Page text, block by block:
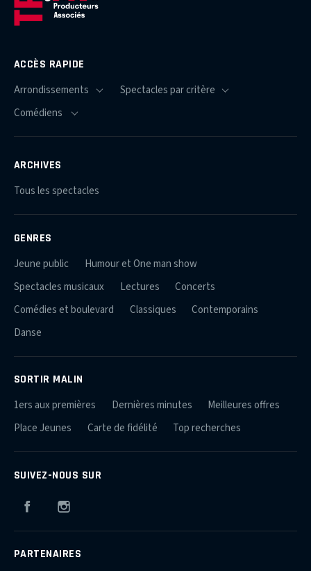
ACCÈS RAPIDE
ARCHIVES
Tous les spectacles
GENRES
Jeune public
Humour et One man show
Spectacles musicaux
Lectures
Concerts
Comédies et boulevard
Classiques
Contemporains
Danse
SORTIR MALIN
1ers aux premières Dernières minutes
Meilleures offres
Place Jeunes
Carte de fidélité Top recherches
SUIVEZ-NOUS SUR
Facebook
PARTENAIRES